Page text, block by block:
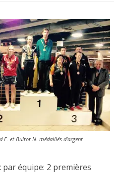
E. et Bultot N. médaillés d’argent
équipe: 2 premières